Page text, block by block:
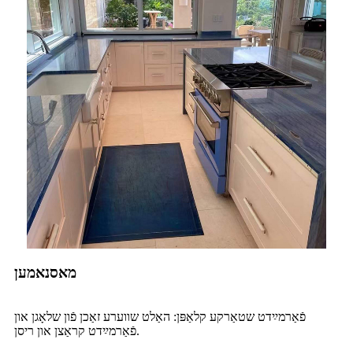
מאסנאמען
פֿאַרמײַדט שטאַרקע קלאַפּן: האַלט שווערע זאַכן פֿון שלאָגן און
פֿאַרמײַדט קראַצן און ריסן.